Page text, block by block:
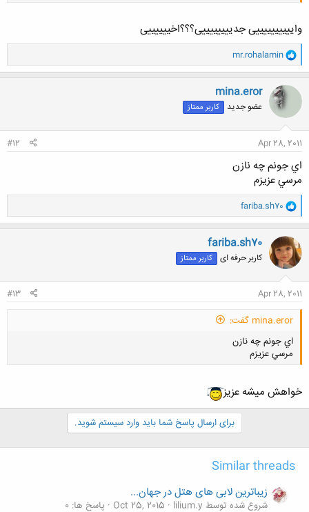
واییییییییییی جدییییییییی؟؟؟اخییییییی
و
ا
ک
ن
ش
ه
ا
mr.rohalamin
mina.eror
عضو جدید کاربر ممتاز
Apr 28, 2011
#12
اي جونم چه نازن
مرسي عزيزم
و
ا
ک
ن
ش
ه
ا
fariba.sh70
fariba.sh70
کاربر حرفه ای کاربر ممتاز
Apr 28, 2011
#13
mina.eror گفت:
اي جونم چه نازن
مرسي عزيزم
کلیک کنید تا باز شود...
خواهش میشه عزیز
برای ارسال پاسخ شما باید وارد سیستم شوید.
Similar threads
زیباترین لابی های هتل در جهان...
شروع شده توسط lilium.y Oct 25, 2015
پاسخ ها: 0